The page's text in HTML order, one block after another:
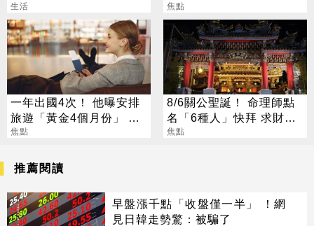
不用跑臨櫃
生活
次看
焦點
一年出國4次！ 他曝安排
旅遊「黃金4個月份」 卡
對整年活在期待中
焦點
8/6關公聖誕！ 命理師點
名「6種人」快拜 求財求
職保平安
焦點
推薦閱讀
早盤漲千點「收盤僅一半」 ！網
見日韓走勢驚：被騙了